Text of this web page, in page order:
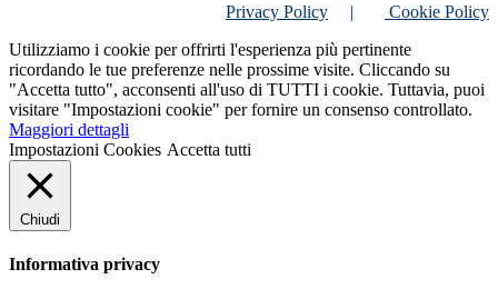
Privacy Policy |
Cookie Policy
Utilizziamo i cookie per offrirti l'esperienza più pertinente
ricordando le tue preferenze nelle prossime visite. Cliccando su
"Accetta tutto", acconsenti all'uso di TUTTI i cookie. Tuttavia, puoi
visitare "Impostazioni cookie" per fornire un consenso controllato.
Maggiori dettagli
Impostazioni Cookies Accetta tutti
Chiudi
Informativa privacy